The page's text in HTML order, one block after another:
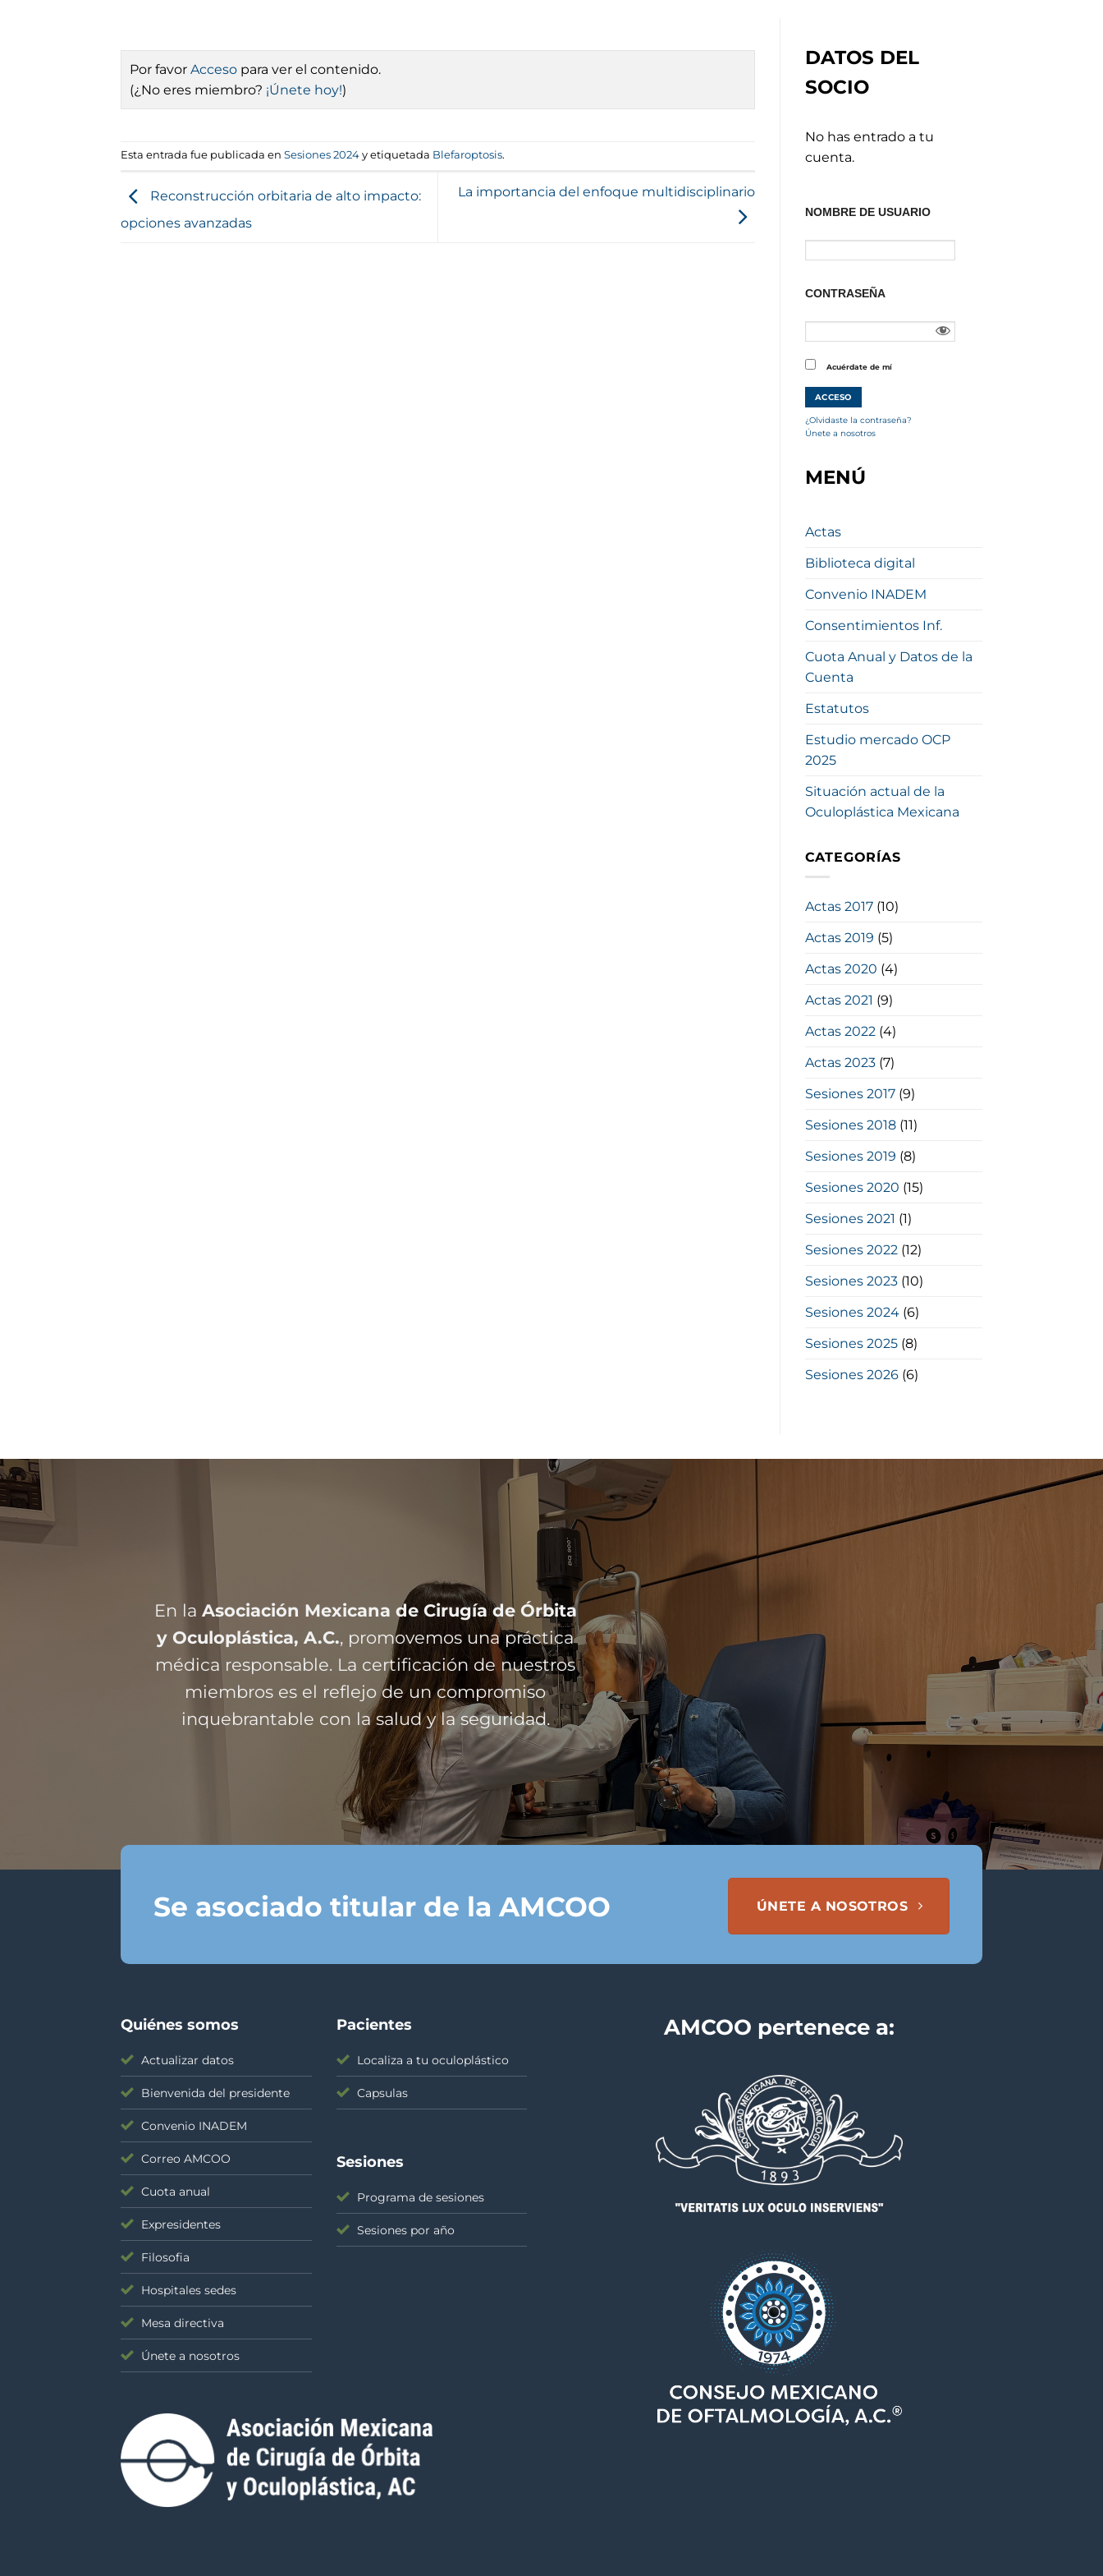
Por favor Acceso para ver el contenido.
(¿No eres miembro? ¡Únete hoy!)
Esta entrada fue publicada en Sesiones 2024 y etiquetada Blefaroptosis.
Reconstrucción orbitaria de alto impacto:
opciones avanzadas
La importancia del enfoque multidisciplinario
DATOS DEL
SOCIO
No has entrado a tu
cuenta.
NOMBRE DE USUARIO
CONTRASEÑA
Acuérdate de mí
¿Olvidaste la contraseña?
Únete a nosotros
MENÚ
Actas
Biblioteca digital
Convenio INADEM
Consentimientos Inf.
Cuota Anual y Datos de la
Cuenta
Estatutos
Estudio mercado OCP
2025
Situación actual de la
Oculoplástica Mexicana
CATEGORÍAS
Actas 2017(10)
Actas 2019 (5)
Actas 2020 (4)
Actas 2021 (9)
Actas 2022(4)
Actas 2023(7)
Sesiones 2017(9)
Sesiones 2018(11)
Sesiones 2019 (8)
Sesiones 2020 (15)
Sesiones 2021 (1)
Sesiones 2022(12)
Sesiones 2023(10)
Sesiones 2024(6)
Sesiones 2025(8)
Sesiones 2026(6)
En la Asociación Mexicana de Cirugía de Órbita
y Oculoplástica, A.C., promovemos una práctica
médica responsable. La certificación de nuestros
miembros es el reflejo de un compromiso
inquebrantable con la salud y la seguridad.
Se asociado titular de la AMCOO ÚNETE A NOSOTROS
Quiénes somos
Actualizar datos
Bienvenida del presidente
Convenio INADEM
Correo AMCOO
Cuota anual
Expresidentes
Filosofia
Hospitales sedes
Mesa directiva
Únete a nosotros
Pacientes
Localiza a tu oculoplástico
Capsulas
Sesiones
Programa de sesiones
Sesiones por año
AMCOO pertenece a: